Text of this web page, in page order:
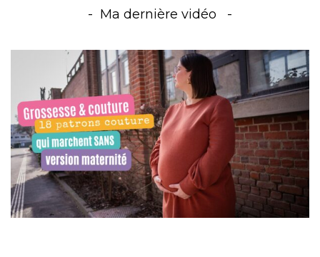
Ma dernière vidéo